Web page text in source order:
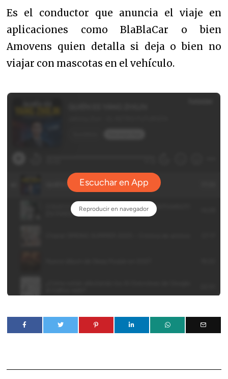
Es el conductor que anuncia el viaje en
aplicaciones como BlaBlaCar o bien
Amovens quien detalla si deja o bien no
viajar con mascotas en el vehículo.